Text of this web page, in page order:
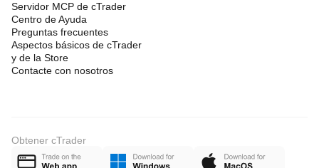
Servidor MCP de cTrader
Centro de Ayuda
Preguntas frecuentes
Aspectos básicos de cTrader
y de la Store
Contacte con nosotros
Obtener cTrader